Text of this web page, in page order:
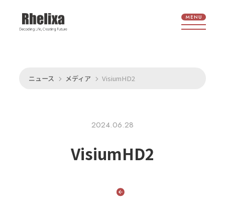
ニュース メディア VisiumHD2
2024.06.28
VisiumHD2